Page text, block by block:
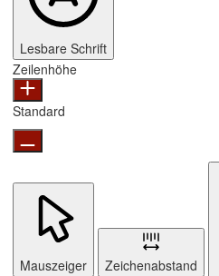
Lesbare Schrift
Zeilenhöhe
Standard
Mauszeiger Zeichenabstand